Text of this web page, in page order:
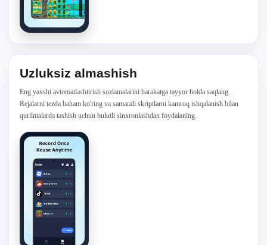
Uzluksiz almashish
Eng yaxshi avtomatlashtirish sozlamalarini harakatga tayyor holda saqlang.
Rejalarni tezda baham ko'ring va samarali skriptlarni kamroq ishqalanish bilan
qurilmalarda tashish uchun bulutli sinxronlashdan foydalaning.